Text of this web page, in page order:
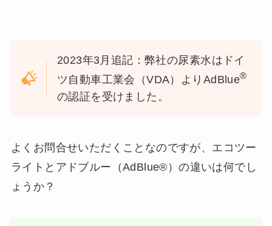
2023年3月追記：弊社の尿素水はドイ
ツ自動車工業会（VDA）よりAdBlue®
の認証を受けました。
よくお問合せいただくことなのですが、エコツー
ライトとアドブルー（AdBlue®）の違いは何でし
ょうか？